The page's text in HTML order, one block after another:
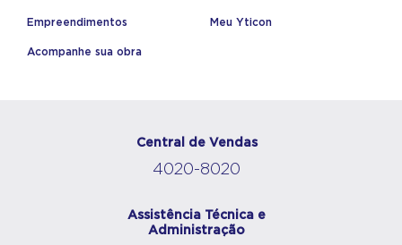
Empreendimentos
Acompanhe sua obra
Meu Yticon
Central de Vendas
4020-8020
Assistência Técnica e
Administração